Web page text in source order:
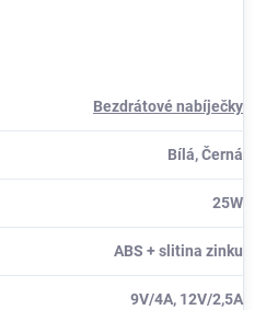
Bezdrátové nabíječky
Bílá, Černá
25W
ABS + slitina zinku
9V/4A, 12V/2,5A